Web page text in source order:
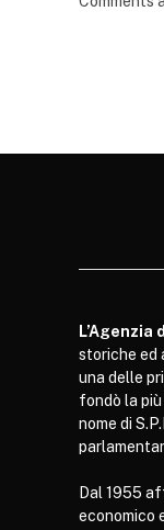
storiche ed
una delle
fondò la
nome di
Dal 1955
economico